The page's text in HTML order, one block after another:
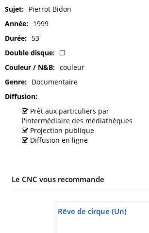
Sujet
Pierrot Bidon
Année
1999
Durée
53'
Double disque
Couleur / N&B
couleur
Genre
Documentaire
Diffusion
Prêt aux particuliers par
l'intermédiaire des médiathèques
Projection publique
Diffusion en ligne
Le CNC vous recommande
Rêve de cirque (Un)